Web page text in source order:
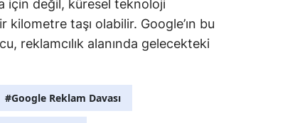
için değil, küresel teknoloji
taşı olabilir. Google’ın bu
reklamcılık alanında gelecekteki
#Google Reklam Davası